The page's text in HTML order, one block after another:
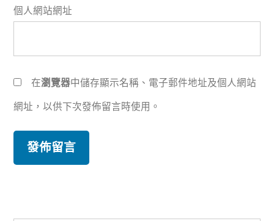
個人網站網址
在瀏覽器中儲存顯示名稱、電子郵件地址及個人網站
網址，以供下次發佈留言時使用。